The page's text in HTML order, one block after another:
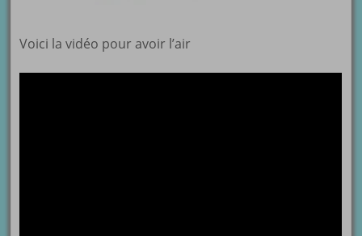
Voici la vidéo pour avoir l’air